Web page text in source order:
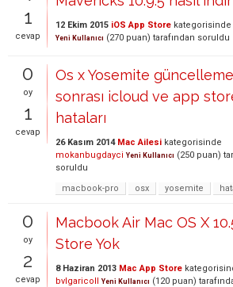
1
cevap
12 Ekim 2015 iOS App Store kategorisinde
Yeni Kullanıcı (270 puan) tarafından soruldu
0
oy
1
cevap
Os x Yosemite
sonrası icloud ve app
hataları
26 Kasım 2014 Mac Ailesi kategorisinde
mokanbugdayci Yeni Kullanıcı (250 puan)
soruldu
macbook-pro
osx yosemite
0
oy
2
cevap
Macbook Air Mac OS X
Store Yok
8 Haziran 2013 Mac App Store
bvlgaricoll Yeni Kullanıcı (120 puan)